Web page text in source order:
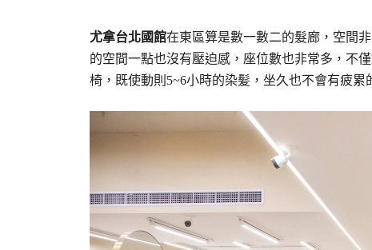
尤拿台北國館在東區算是數一數二的髮廊，空間
的空間一點也沒有壓迫感，座位數也非常多，不
椅，既使動則5~6小時的染髪，坐久也不會有疲累